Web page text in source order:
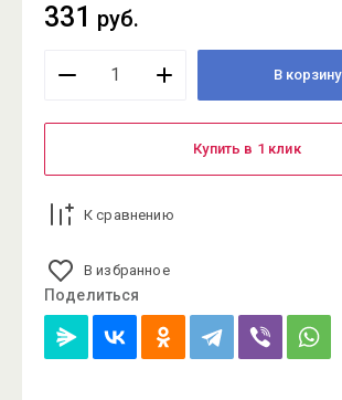
331 руб.
В корзину
Купить в 1 клик
К сравнению
В избранное
Поделиться